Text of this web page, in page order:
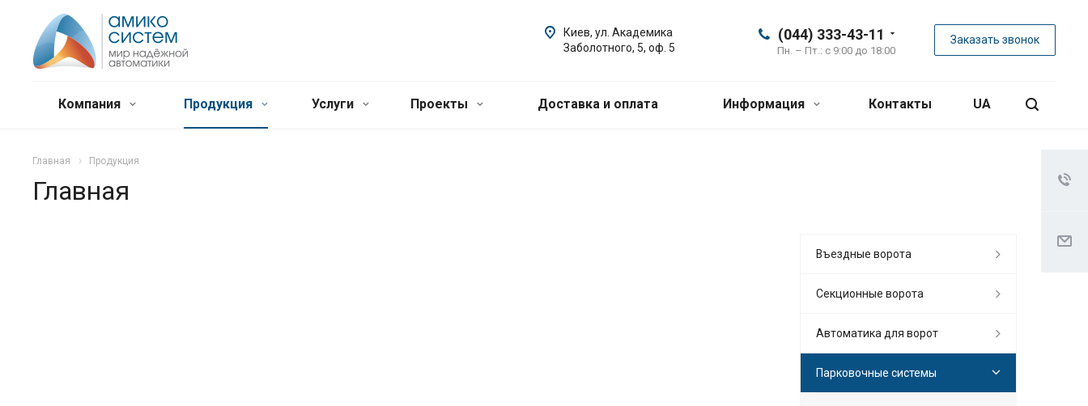
(044) 333-43-11
Пн. – Пт.: с 9:00 до 18:00
Заказать звонок
Киев, ул. Академика
Заболотного, 5, оф. 5
Компания Продукция Услуги Проекты Доставка и оплата Информация Контакты UA
Главная Продукция
Главная
Въездные ворота
Секционные ворота
Автоматика для ворот
Парковочные системы